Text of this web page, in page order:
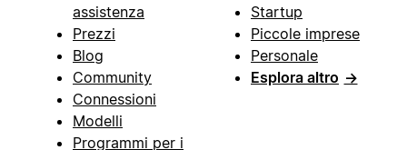
assistenza
Prezzi
Blog
Community
Connessioni
Modelli
Programmi per i
Startup
Piccole imprese
Personale
Esplora altro →